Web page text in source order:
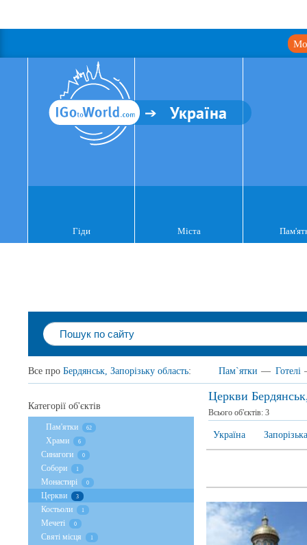
Україна
Гіди Міста
Все про Бердянськ, Запорізьку область: Пам`ятки — Готелі
Церкви
Всього об'єктів: 3
Україна
Категорії об'єктів
Пам'ятки 62
Храми 6
Cинагоги 0
Собори 1
Монастирі 0
Церкви 3
Костьоли 1
Мечеті 0
Святі місця 1